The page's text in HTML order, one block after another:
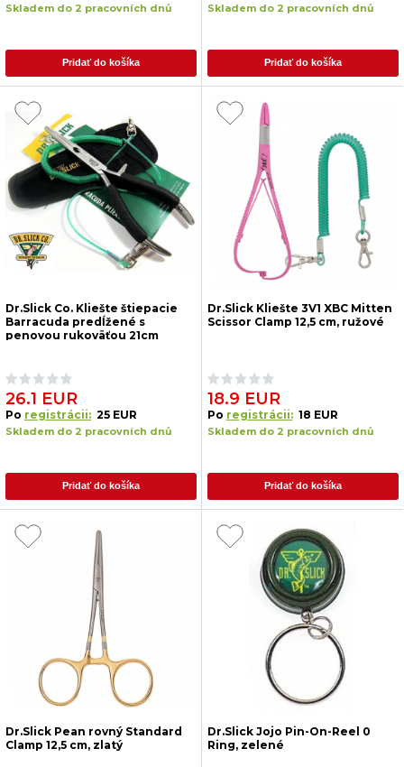
Skladem do 2 pracovních dnů
Pridať do košíka
Skladem do 2 pracovních dnů
Pridať do košíka
Dr.Slick Co. Kliešte štiepacie
Barracuda predĺžené s
penovou rukoväťou 21cm
26.1 EUR
Po registrácii: 25 EUR
Skladem do 2 pracovních dnů
Pridať do košíka
Dr.Slick Kliešte 3V1 XBC Mitten
Scissor Clamp 12,5 cm, ružové
18.9 EUR
Po registrácii: 18 EUR
Skladem do 2 pracovních dnů
Pridať do košíka
Dr.Slick Pean rovný Standard
Clamp 12,5 cm, zlatý
Dr.Slick Jojo Pin-On-Reel 0
Ring, zelené